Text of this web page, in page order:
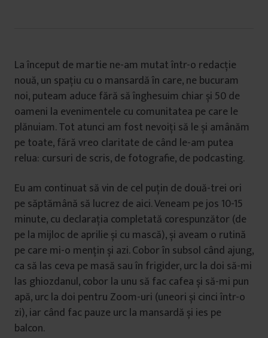
La început de martie ne-am mutat într-o redacție
nouă, un spațiu cu o mansardă în care, ne bucuram
noi, puteam aduce fără să înghesuim chiar și 50 de
oameni la evenimentele cu comunitatea pe care le
plănuiam. Tot atunci am fost nevoiți să le și amânăm
pe toate, fără vreo claritate de când le-am putea
relua: cursuri de scris, de fotografie, de podcasting.
Eu am continuat să vin de cel puțin de două-trei ori
pe săptămână să lucrez de aici. Veneam pe jos 10-15
minute, cu declarația completată corespunzător (de
pe la mijloc de aprilie și cu mască), și aveam o rutină
pe care mi-o mențin și azi. Cobor în subsol când ajung,
ca să las ceva pe masă sau în frigider, urc la doi să-mi
las ghiozdanul, cobor la unu să fac cafea și să-mi pun
apă, urc la doi pentru Zoom-uri (uneori și cinci într-o
zi), iar când fac pauze urc la mansardă și ies pe
balcon.